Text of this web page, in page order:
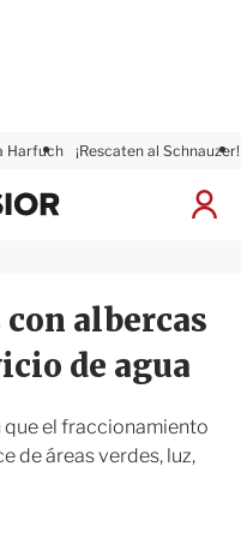
Harfuch ¡Rescaten al Schnauzer!
I
a
s
x
i
r
con albercas
de agua
el fraccionamiento
de áreas verdes, luz,